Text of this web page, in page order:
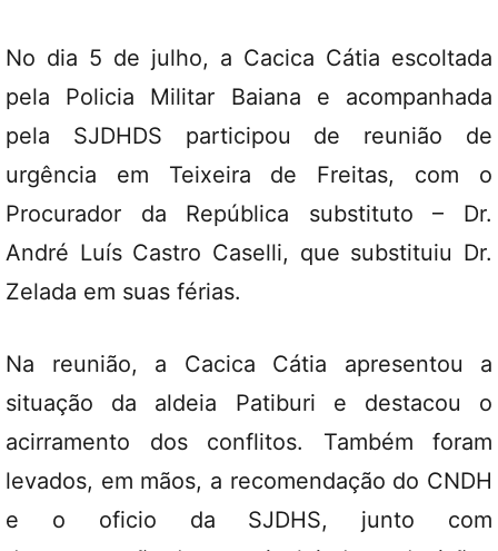
No dia 5 de julho, a Cacica Cátia escoltada
pela Policia Militar Baiana e acompanhada
pela SJDHDS participou de reunião de
urgência em Teixeira de Freitas, com o
Procurador da República substituto – Dr.
André Luís Castro Caselli, que substituiu Dr.
Zelada em suas férias.
Na reunião, a Cacica Cátia apresentou a
situação da aldeia Patiburi e destacou o
acirramento dos conflitos. Também foram
levados, em mãos, a recomendação do CNDH
e o oficio da SJDHS, junto com